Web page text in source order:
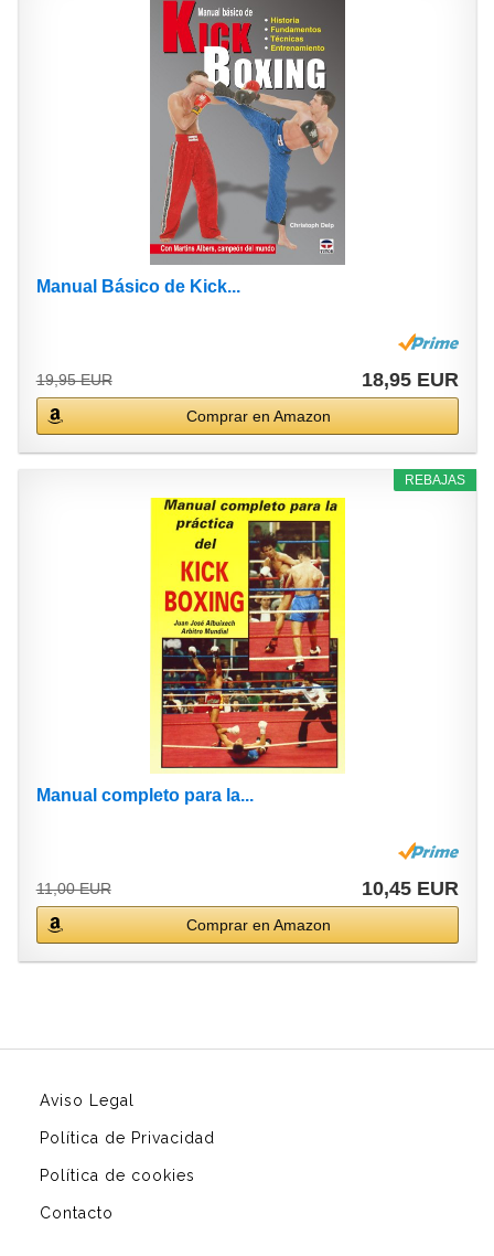
Manual Básico de Kick...
19,95 EUR 18,95 EUR
Comprar en Amazon
REBAJAS
Manual completo para la...
11,00 EUR 10,45 EUR
Comprar en Amazon
Aviso Legal
Política de Privacidad
Política de cookies
Contacto